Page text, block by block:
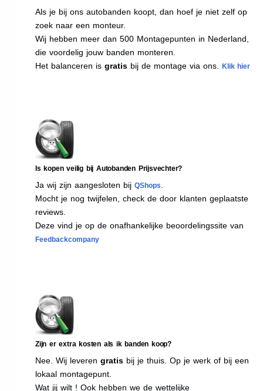
Als je bij ons autobanden koopt, dan hoef je niet zelf op
zoek naar een monteur.
Wij hebben meer dan 500 Montagepunten in Nederland,
die voordelig jouw banden monteren.
Het balanceren is gratis bij de montage via ons. Klik hier
Is kopen veilig bij Autobanden Prijsvechter?
Ja wij zijn aangesloten bij QShops
Mocht je nog twijfelen, check de door klanten geplaatste
reviews.
Deze vind je op de onafhankelijke beoordelingssite van
Feedbackcompany
Zijn er extra kosten als ik banden koop?
Nee. Wij leveren gratis bij je thuis. Op je werk of bij een
lokaal montagepunt.
Wat jij wilt ! Ook hebben we de wettelijke